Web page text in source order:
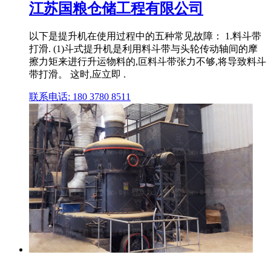
江苏国粮仓储工程有限公司
以下是提升机在使用过程中的五种常见故障： 1.料斗带
打滑. (1)斗式提升机是利用料斗带与头轮传动轴间的摩
擦力矩来进行升运物料的,叵料斗带张力不够,将导致料斗
带打滑。 这时,应立即 .
联系电话: 180 3780 8511